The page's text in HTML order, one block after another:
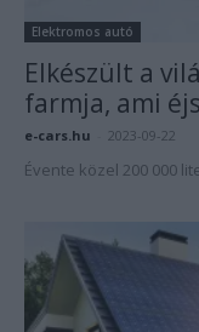
Elektromos autó
Elkészült a
farmja, ami
e-cars.hu 2023-09-22
Évente közel 200 000